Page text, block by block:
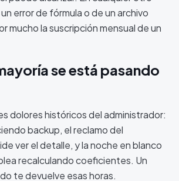
error de fórmula o de un archivo
mucho la suscripción mensual de un
se está pasando
dolores históricos del administrador:
backup, el reclamo del
ver el detalle, y la noche en blanco
recalculando coeficientes. Un
te devuelve esas horas.